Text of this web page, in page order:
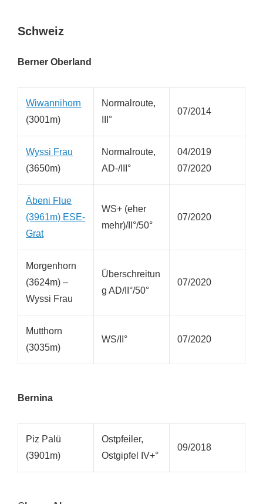
Schweiz
Berner Oberland
Wiwannihorn
(3001m)
Normalroute,
III°
07/2014
Wyssi Frau
(3650m)
Normalroute,
AD-/III°
04/2019
07/2020
Äbeni Flue
(3961m) ESE-
Grat
WS+ (eher
mehr)/II°/50°
07/2020
Morgenhorn
(3624m) –
Wyssi Frau
Überschreitun
g AD/II°/50°
07/2020
Mutthorn
(3035m)
WS/II° 07/2020
Bernina
Piz Palü
(3901m)
Ostpfeiler,
Ostgipfel IV+°
09/2018